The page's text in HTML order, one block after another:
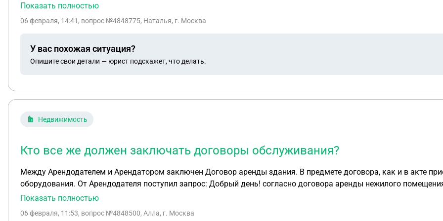
помещение?
Показать полностью
06 февраля, 14:41 , вопрос №4848775, Наталья, г. Москва
У вас похожая ситуация?
Опишите свои детали — юрист подскажет, что делать.
Недвижимость
Кто все же должен заключать договоры обслуживания?
Между Арендодателем и Арендатором заключен Договор аренды здания. В предмете договора, как и в акте
оборудования. От Арендодателя поступил запрос: Добрый день! согласно договора аренды нежилого помещения пункт 4.2.2, все расходы связанные с
содержанием Объекта аренды в исправном техническом состоянии ложатся на Арендатора (Ближние горки),
Показать полностью
06 февраля, 11:53, вопрос №4848500, Алла, г. Москва